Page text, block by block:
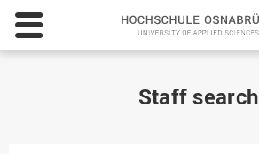
Staff search